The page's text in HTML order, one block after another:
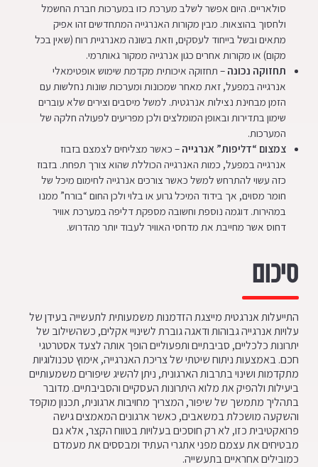
סולאריים. היום אפשר לשלב מערכת כזו במערכות חברת החשמל
ולחסוך בהוצאות. מבין מקורות האנרגייה המתחדשים זהו אפיק
מתאים ובשל בייחוד לעסקים, וזאת בשונה מאנרגיית רוח (שאין בכל
מקום) או מקורות אחרים כגון אנרגייה ממקור גאותרמי.
תחזוקה נכונה – תחזוקה איכותית מקדמת שימוש אופטימאלי
אנרגייה במפעל, זאת מאחר שמכונות ומערכות שונות נחלשות עם
הזמן מבחינת נצילות אנרגטית. למשל מיסבים וצירים שלא עוברים
שימון בתדירות ובאופן המומלצים ולכן מפריעים לפעולה חלקה של
המערכות.
צמצום “דליפות” אנרגייה – כאשר מצליחים לצמצם בזבוז
אנרגייה במפעל, כמות האנרגייה הכוללת שהוא צורך תפחת. בזבוז
כזה עשוי להתרחש למשל כאשר צורכים אנרגייה לחימום מיכל של
חומר מסוים, אך בידוד המיכל גרוע או בלוי ולכן החום “בורח” ממנו
במהירות. דוגמה נוספת וחשובה מספקת דליפה במערכת אוויר
דחוס אשר מחייבת את מדחסי האוויר לעבוד יותר מהדרוש.
סיכום
התייעלות אנרגטית מייצגת הזדמנות משמעותית לתעשייה בעידן של
עלויות אנרגייה גבוהות ודאגה גוברת לשינויי אקלים, כשהשילוב של
יתרונות כלכליים, סביבתיים ותפעוליים הופך אותה לצעד אסטרטגי
חכם. באמצעות ניתוח שיטתי של צריכת האנרגייה, אימוץ טכנולוגיות
מתקדמות ושינוי בתרבות הארגונית, ניתן להשיג שיפורים משמעותיים
ביעילות ולהפיק את מלוא היתרונות העסקיים והסביבתיים. מדובר
בתהליך מתמשך של שיפור, המצריך מחויבות ארגונית, תכנון מוקפד
והשקעה מושכלת במשאבים, כאשר ארגונים המאמצים גישה
פרואקטיבית כזו, לא רק חוסכים בעלויות בטווח הקצר, אלא גם
מבטיחים את עצמם מפני אתגרי העתיד ומבססים את מעמדם
כמובילים אחראיים בתעשייה.